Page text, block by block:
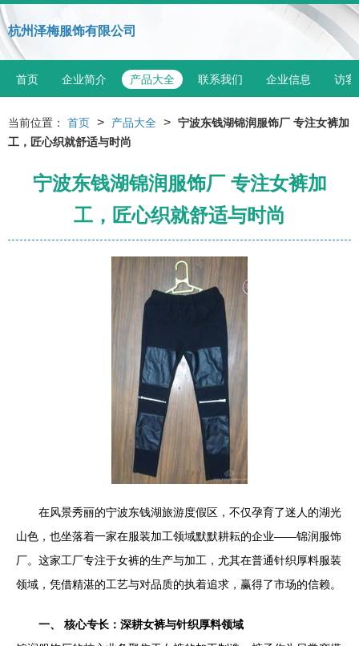
杭州泽梅服饰有限公司
首页 企业简介 产品大全 联系我们 企业信息 访客
当前位置： 首页 > 产品大全 > 宁波东钱湖锦润服饰厂 专注女裤加
工，匠心织就舒适与时尚
宁波东钱湖锦润服饰厂 专注女裤加
工，匠心织就舒适与时尚
在风景秀丽的宁波东钱湖旅游度假区，不仅孕育了迷人的湖光
山色，也坐落着一家在服装加工领域默默耕耘的企业——锦润服饰
厂。这家工厂专注于女裤的生产与加工，尤其在普通针织厚料服装
领域，凭借精湛的工艺与对品质的执着追求，赢得了市场的信赖。
一、 核心专长：深耕女裤与针织厚料领域